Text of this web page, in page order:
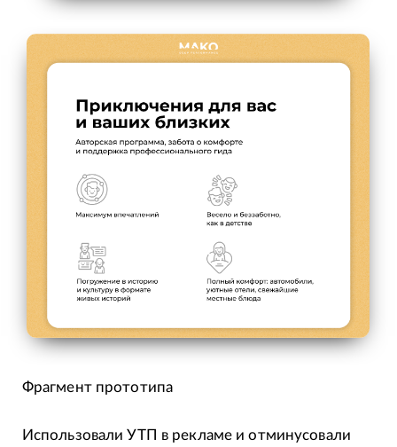
Фрагмент прототипа
Использовали УТП в рекламе и отминусовали